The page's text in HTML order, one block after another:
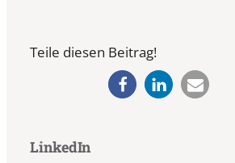
Teile diesen Beitrag!
LinkedIn